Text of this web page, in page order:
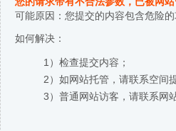
可能原因：您提交的内容包含危险
如何解决：
1）检查提交内容；
2）如网站托管，请联系空间
3）普通网站访客，请联系网